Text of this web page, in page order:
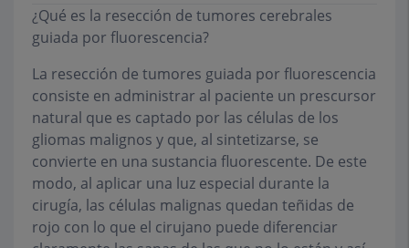
¿Qué es la resección de tumores cerebrales
guiada por fluorescencia?
La resección de tumores guiada por fluorescencia
consiste en administrar al paciente un prescursor
natural que es captado por las células de los
gliomas malignos y que, al sintetizarse, se
convierte en una sustancia fluorescente. De este
modo, al aplicar una luz especial durante la
cirugía, las células malignas quedan teñidas de
rojo con lo que el cirujano puede diferenciar